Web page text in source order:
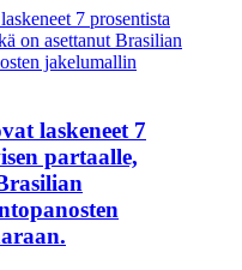
laskeneet 7
partaalle,